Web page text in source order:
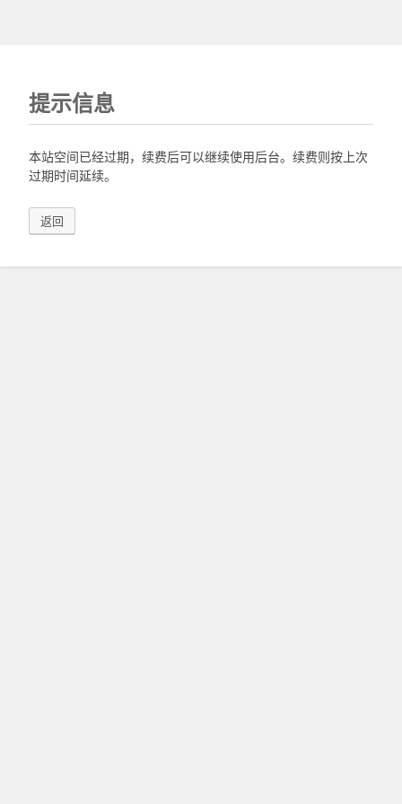
提示信息
本站空间已经过期，续费后可以继续使用后台。续费则按上次
过期时间延续。
返回